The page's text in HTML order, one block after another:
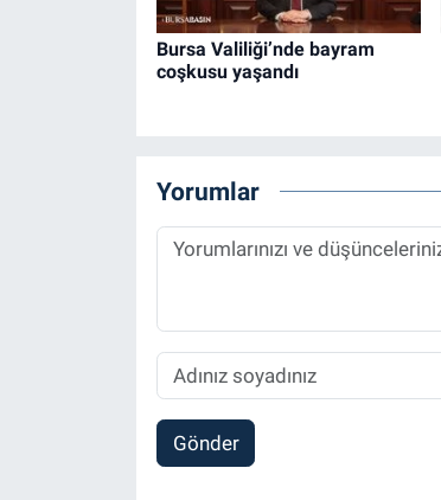
Bursa Valiliği’nde bayram
coşkusu yaşandı
Yorumlar
Gönder